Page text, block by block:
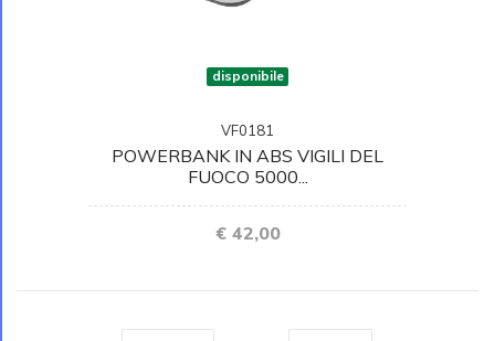
disponibile
VF0181
POWERBANK IN ABS VIGILI DEL
FUOCO 5000...
€ 42,00